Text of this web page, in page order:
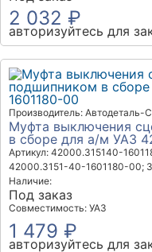
2 032 ₽
авторизуйтесь для
Производитель: Автодеталь-
Муфта выключения
в сборе для а/м УАЗ
Артикул: 42000.315140-
42000.3151-40-1601180-00;
Наличие:
Под заказ
Совместимость: УАЗ
1 479 ₽
авторизуйтесь для